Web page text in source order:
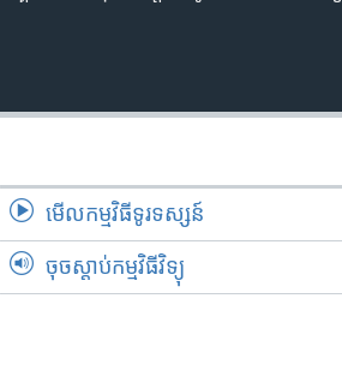
មើល​កម្មវិធី​ទូរទស្សន៍
ចុចស្តាប់កម្មវិធីវិទ្យុ